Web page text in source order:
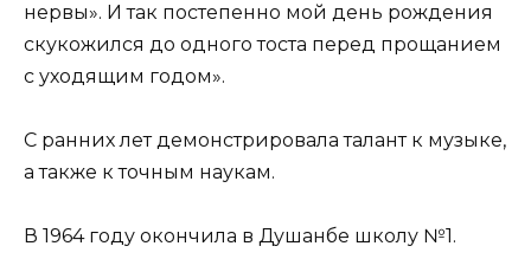
нервы». И так постепенно мой день рождения
скукожился до одного тоста перед прощанием
с уходящим годом».
С ранних лет демонстрировала талант к музыке,
а также к точным наукам.
В 1964 году окончила в Душанбе школу №1.